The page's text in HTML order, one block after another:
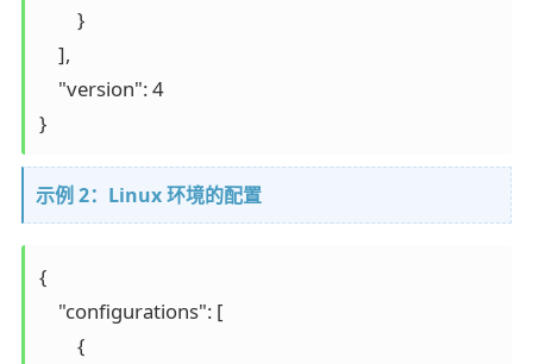
        }
    ],
    "version": 4
}
示例 2：Linux 环境的配置
{
    "configurations": [
        {